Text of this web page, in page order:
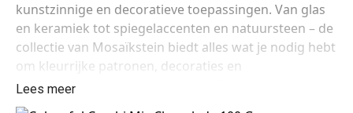
kunstzinnige en decoratieve toepassingen. Van glas
en keramiek tot spiegelaccenten en natuursteen – de
collectie van Mosaïkstein biedt alles wat je nodig hebt
om kleurrijke patronen, decoraties en
mozaïekkunstwerken te creëren. De producten zijn
geschikt voor hobbyisten, kunstenaars,
Lees meer